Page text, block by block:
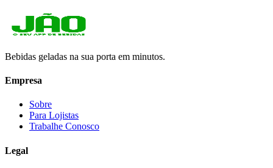
Bebidas geladas na sua porta em minutos.
Empresa
Sobre
Para Lojistas
Trabalhe Conosco
Legal